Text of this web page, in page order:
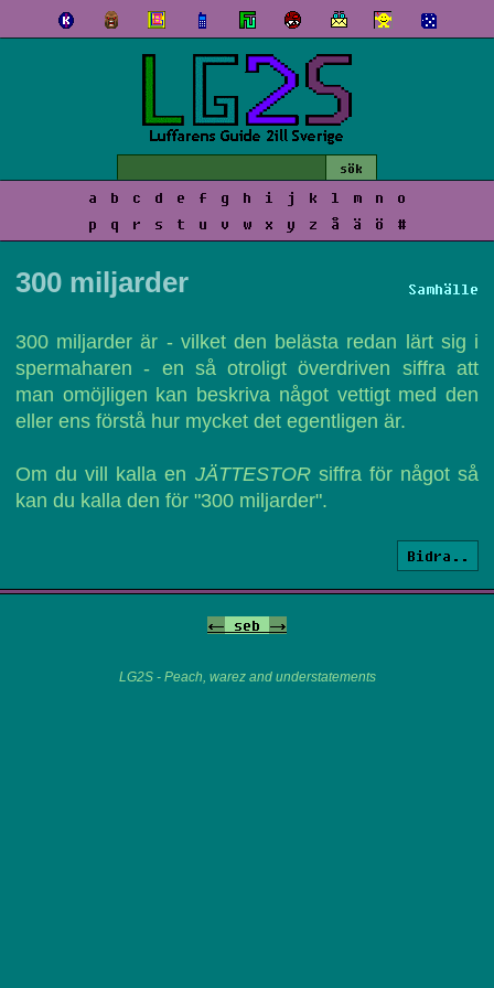
a b c d e f g h i j k l m n
o
p
q r s t u v w x y z å ä ö #
Samhälle
300 miljarder
300 miljarder är - vilket den belästa redan lärt sig i
spermaharen - en så otroligt överdriven siffra att
man omöjligen kan beskriva något vettigt med den
eller ens förstå hur mycket det egentligen är.
Om du vill kalla en JÄTTESTORsiffra för något så
kan du kalla den för "300 miljarder".
Bidra..
<- seb ->
LG2S - Peach, warez and understatements